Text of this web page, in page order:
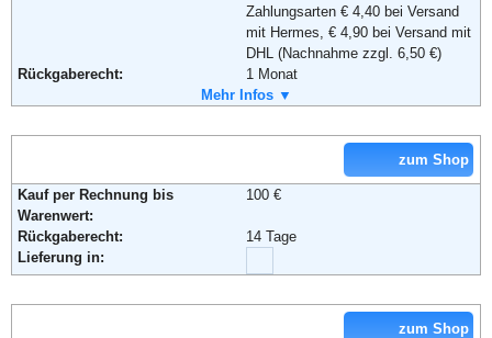
Zahlungsarten € 4,40 bei Versand
mit Hermes, € 4,90 bei Versand mit
DHL (Nachnahme zzgl. 6,50 €)
Rückgaberecht:
1 Monat
Nein
abgeholt.
Weitere Zahlungsmethoden:
Mehr Infos ▼
zum Shop
Kauf per Rechnung bis
Warenwert:
100 €
Rückgaberecht:
14 Tage
Lieferung in:
zum Shop